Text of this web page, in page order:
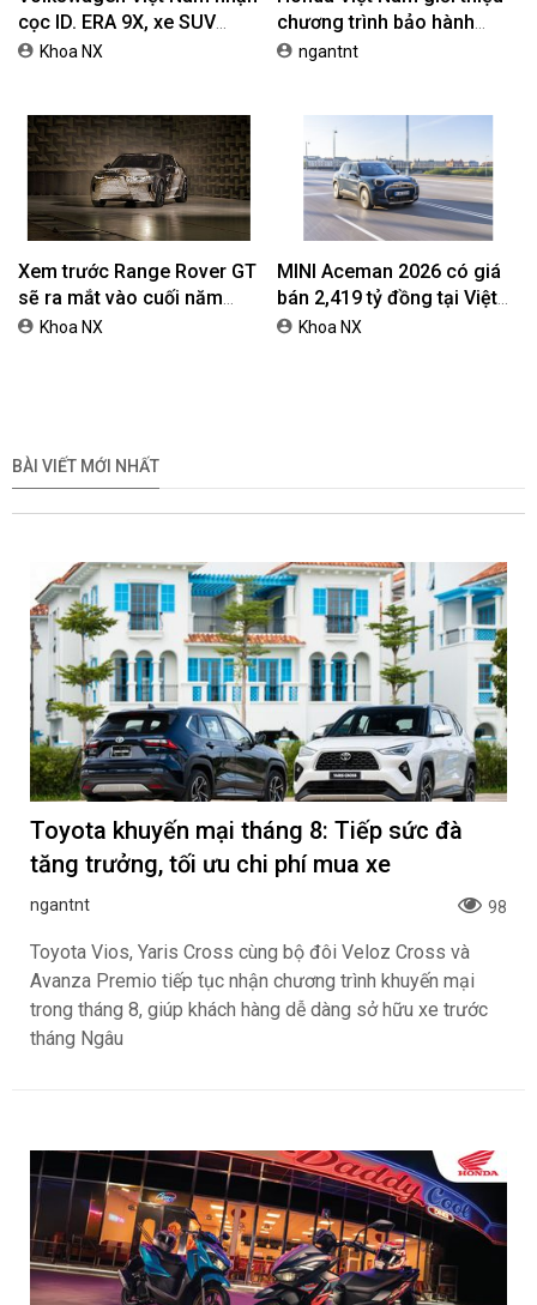
cọc ID. ERA 9X, xe SUV
EREV dự kiến giá dưới 3 tỷ
Khoa NX
chương trình bảo hành
chính hãng lên tới 10 năm
ngantnt
Xem trước Range Rover GT
sẽ ra mắt vào cuối năm
2026Khoa NX
MINI Aceman 2026 có giá
bán 2,419 tỷ đồng tại Việt
NamKhoa NX
BÀI VIẾT MỚI NHẤT
Toyota khuyến mại tháng 8: Tiếp sức đà
tăng trưởng, tối ưu chi phí mua xe
ngantnt 98
Toyota Vios, Yaris Cross cùng bộ đôi Veloz Cross và
Avanza Premio tiếp tục nhận chương trình khuyến mại
trong tháng 8, giúp khách hàng dễ dàng sở hữu xe trước
tháng Ngâu